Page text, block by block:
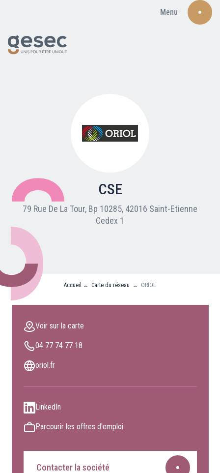
Menu
Nos adhérents
Carte du réseau
Nos partenaires
Clients professionnels
Blog
Nous rejoindre
CSE
79 Rue De La Tour, Bp 10285, 42016 Saint-Etienne
Cedex 1
Accueil Carte du réseau ORIOL
Voir sur la carte
04 77 74 77 18
oriol.fr
LinkedIn
Parcourir les offres d'emploi
Contacter la société